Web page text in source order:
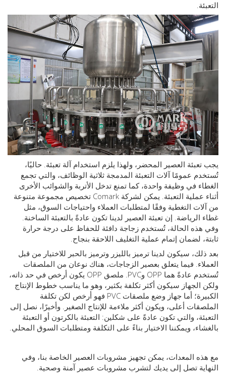
العصير المحضر، ولهذا يلزم استخدام آلة تعبئة. حاليًا،
عمومًا آلات التعبئة المدمجة ثلاثية الوظائف، والتي تجمع
في وظيفة واحدة، كما تمنع تدخل الأتربة والشوائب الأخرى
أثناء عملية التعبئة. يمكن لشركة Comark تخصيص مجموعة متنوعة
التغطية وفقًا لمتطلبات العملاء واحتياجات السوق، مثل
إن تعبئة العصير لدينا تكون عادةً بالتعبئة الساخنة.
الحالة، تُستخدم زجاجة دافئة للحفاظ على درجة حرارة
لضمان إتمام عملية التغليف اللاحقة بنجاح.
سيكون لدينا ترميز بالليزر وترميز بالحبر للاختيار من قبل
فيما يتعلق بعصير الزجاجات، هناك نوعان من الملصقات
تُستخدم عادةً هما OPP وPVC. ملصق OPP يكون أرخص في حد ذاته،
سيكون أكثر تكلفة بكثير، وهو ما يناسب خطوط الإنتاج
الكبيرة؛ أما جهاز وضع ملصقات PVC فهو أرخص لكن تكلفة
أعلى، ويكون أكثر ملاءمة للإنتاج الصغير. وأخيرًا، نصل إلى
والتي تكون عادةً على شكلين: التعبئة بالكرتون أو التعبئة
ويمكننا الاختيار بناءً على التكلفة ومتطلبات السوق المحلي.
المعدات، يمكن تجهيز مشروبات العصير الخاصة بنا، وفي
تصل إلى يديك لتشرب مشروبات عصير آمنة وصحية.